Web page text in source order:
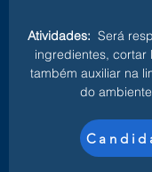
Atividades: Será
ingredientes, cortar
também auxiliar na
do